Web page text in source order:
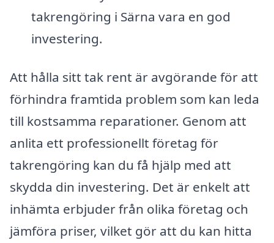
takrengöring i Särna vara en god
investering.
Att hålla sitt tak rent är avgörande för att
förhindra framtida problem som kan leda
till kostsamma reparationer. Genom att
anlita ett professionellt företag för
takrengöring kan du få hjälp med att
skydda din investering. Det är enkelt att
inhämta erbjuder från olika företag och
jämföra priser, vilket gör att du kan hitta